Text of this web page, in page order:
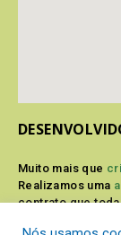
Muito mais que
Realizamos uma
contrato que